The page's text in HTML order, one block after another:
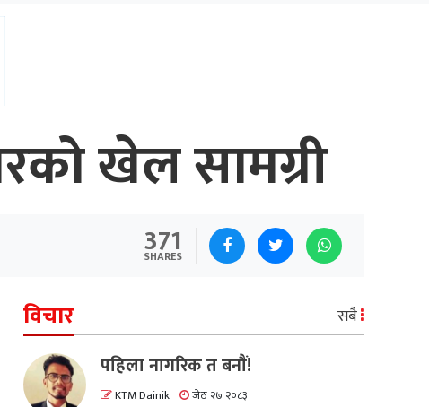
खेल सामग्री
371
SHARES
विचार सबै
पहिला नागरिक त बनाैं!
KTM Dainik जेठ २७ २०८३